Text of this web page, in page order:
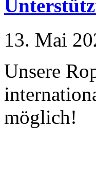
13. Mai
Unsere
möglich!